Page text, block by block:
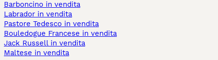
Barboncino in vendita
Labrador in vendita
Pastore Tedesco in vendita
Bouledogue Francese in vendita
Jack Russell in vendita
Maltese in vendita